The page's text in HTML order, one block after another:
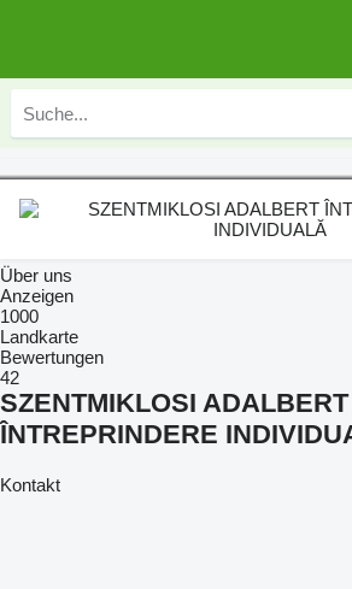
Über uns
Anzeigen
1000
Landkarte
Bewertungen
42
SZENTMIKLOSI ADALBERT
ÎNTREPRINDERE
Kontakt